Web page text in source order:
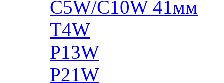
C5W/C10W 41мм
T4W
P13W
P21W